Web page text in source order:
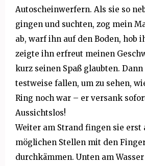
Autoscheinwerfern. Als sie so
gingen und suchten, zog mein
ab, warf ihn auf den Boden, hob
zeigte ihn erfreut meinen
kurz seinen Spaß glaubten.
testweise fallen, um zu sehen,
Ring noch war – er versank
Aussichtslos!
Weiter am Strand fingen sie erst
möglichen Stellen mit den
durchkämmen. Unten am